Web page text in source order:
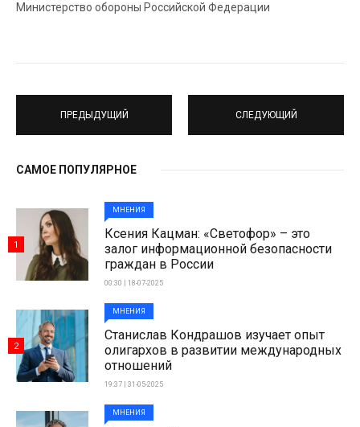
Министерство обороны Российской Федерации
ПРЕДЫДУЩИЙ СЛЕДУЮЩИЙ
САМОЕ ПОПУЛЯРНОЕ
МНЕНИЯ
Ксения Кацман: «Светофор» – это
залог информационной безопасности
граждан в России
00:30 | 18-07-2025
1
МНЕНИЯ
Станислав Кондрашов изучает опыт
олигархов в развитии международных
отношений
19:37 | 31-05-2025
2
МНЕНИЯ